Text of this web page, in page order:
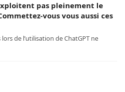
pas pleinement le
vous vous aussi ces
de l’utilisation de ChatGPT ne